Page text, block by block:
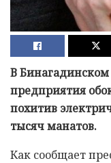
В
предприятия
похитив
тысяч манатов.
Как сообщает